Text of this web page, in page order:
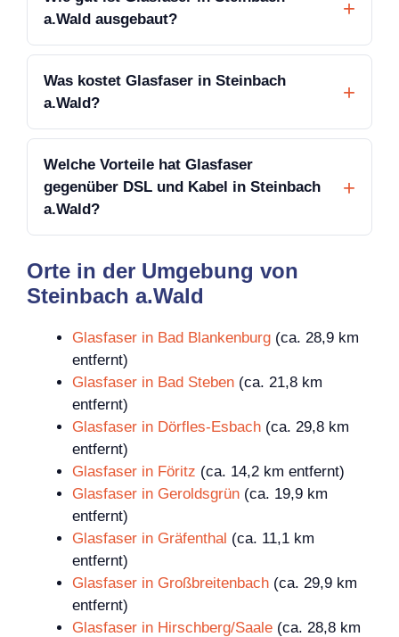
a.Wald ausgebaut?
Was kostet Glasfaser in Steinbach
a.Wald?
Welche Vorteile hat Glasfaser
gegenüber DSL und Kabel in Steinbach
a.Wald?
Orte in der Umgebung von
Steinbach a.Wald
Glasfaser in Bad Blankenburg (ca. 28,9 km
entfernt)
Glasfaser in Bad Steben (ca. 21,8 km
entfernt)
Glasfaser in Dörfles-Esbach (ca. 29,8 km
entfernt)
Glasfaser in Föritz (ca. 14,2 km entfernt)
Glasfaser in Geroldsgrün (ca. 19,9 km
entfernt)
Glasfaser in Gräfenthal (ca. 11,1 km
entfernt)
Glasfaser in Großbreitenbach (ca. 29,9 km
entfernt)
Glasfaser in Hirschberg/Saale (ca. 28,8 km